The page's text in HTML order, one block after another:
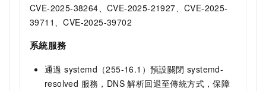
CVE-2025-38264、CVE-2025-21927、CVE-2025-
39711、CVE-2025-39702
系統服務
通過 systemd（255-16.1）預設關閉 systemd-
resolved 服務，DNS 解析回退至傳統方式，保障